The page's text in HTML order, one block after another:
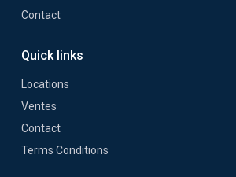
Contact
Quick links
Locations
Ventes
Contact
Terms Conditions